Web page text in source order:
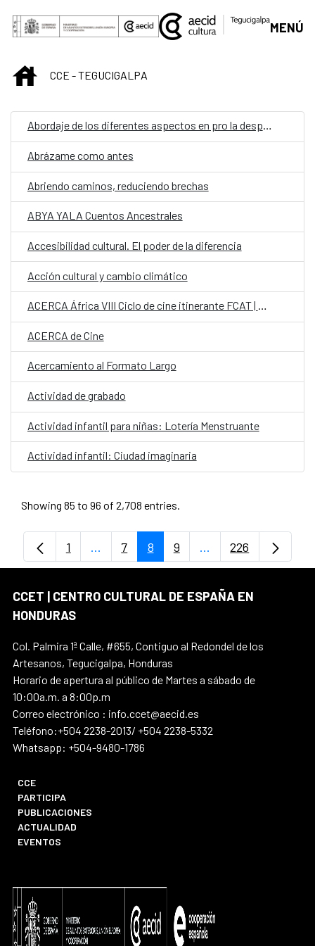
Skip to Main Content
MENÚ
INICIOCCE - TEGUCIGALPA
Abordaje de los diferentes aspectos en pro la despenalización de la marihuana
Abrázame como antes
Abriendo caminos, reduciendo brechas
ABYA YALA Cuentos Ancestrales
Accesibilidad cultural. El poder de la diferencia
Acción cultural y cambio climático
ACERCA África VIII Ciclo de cine itinerante FCAT | AECID
ACERCA de Cine
Acercamiento al Formato Largo
Actividad de grabado
Actividad infantil para niñas: Lotería Menstruante
Actividad infantil: Ciudad imaginaria
Showing 85 to 96 of 2,708 entries.
Page
1 ...Intermediate Pages Use TAB to navigate.
Page
7 Page
8 Page
9 ...Intermediate Pages
Page
226
CCET | CENTRO CULTURAL DE ESPAÑA EN
HONDURAS
Col. Palmira 1ª Calle, #655, Contiguo al Redondel de los
Artesanos, Tegucigalpa, Honduras
Horario de apertura al público de Martes a sábado de
10:00a.m. a 8:00p.m
Correo electrónico : info.ccet@aecid.es
Teléfono:+504 2238-2013/ +504 2238-5332
Whatsapp: +504-9480-1786
CCE
PARTICIPA
PUBLICACIONES
ACTUALIDAD
EVENTOS